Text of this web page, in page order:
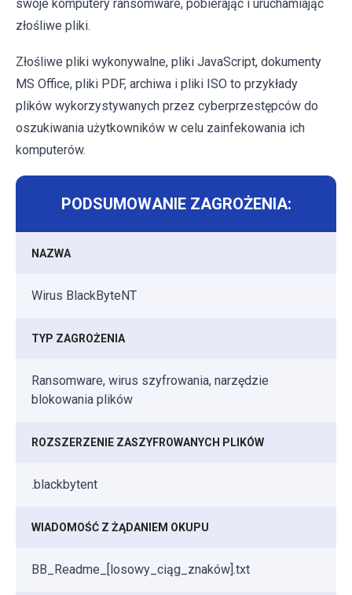
swoje komputery ransomware, pobierając i uruchamiając
złośliwe pliki.
Złośliwe pliki wykonywalne, pliki JavaScript, dokumenty
MS Office, pliki PDF, archiwa i pliki ISO to przykłady
plików wykorzystywanych przez cyberprzestępców do
oszukiwania użytkowników w celu zainfekowania ich
komputerów.
PODSUMOWANIE ZAGROŻENIA:
NAZWA
Wirus BlackByteNT
TYP ZAGROŻENIA
Ransomware, wirus szyfrowania, narzędzie
blokowania plików
ROZSZERZENIE ZASZYFROWANYCH PLIKÓW
.blackbytent
WIADOMOŚĆ Z ŻĄDANIEM OKUPU
BB_Readme_[losowy_ciąg_znaków].txt